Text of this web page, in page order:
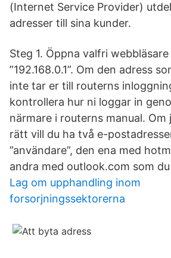
(Internet Service Provider)
adresser till sina kunder.
Steg 1. Öppna valfri
”192.168.0.1”. Om den adress
inte tar er till routerns
kontrollera hur ni loggar in
närmare i routerns manual.
rätt vill du ha två e-
”användare”, den ena med
andra med outlook.com som
Lag om upphandling inom
forsorjningssektorerna